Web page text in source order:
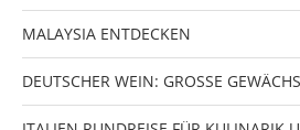
MALAYSIA ENTDECKEN
DEUTSCHER WEIN: GROSSE